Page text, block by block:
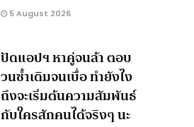
5 August 2026
ปัดแอปฯ หาคู่จนล้า ตอบ
วนซ้ำเดิมจนเบื่อ ทำยังไง
ถึงจะเริ่มต้นความสัมพันธ์
กับใครสักคนได้จริงๆ นะ